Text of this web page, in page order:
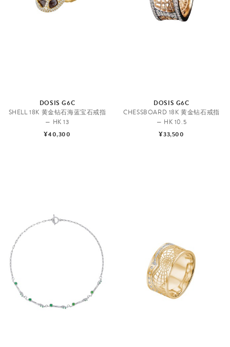
DOSIS G6C
SHELL 18K 黄金钻石海蓝宝石戒指
— HK 13
¥40,300
DOSIS G6C
CHESSBOARD 18K 黄金钻石戒指
— HK 10.5
¥33,500